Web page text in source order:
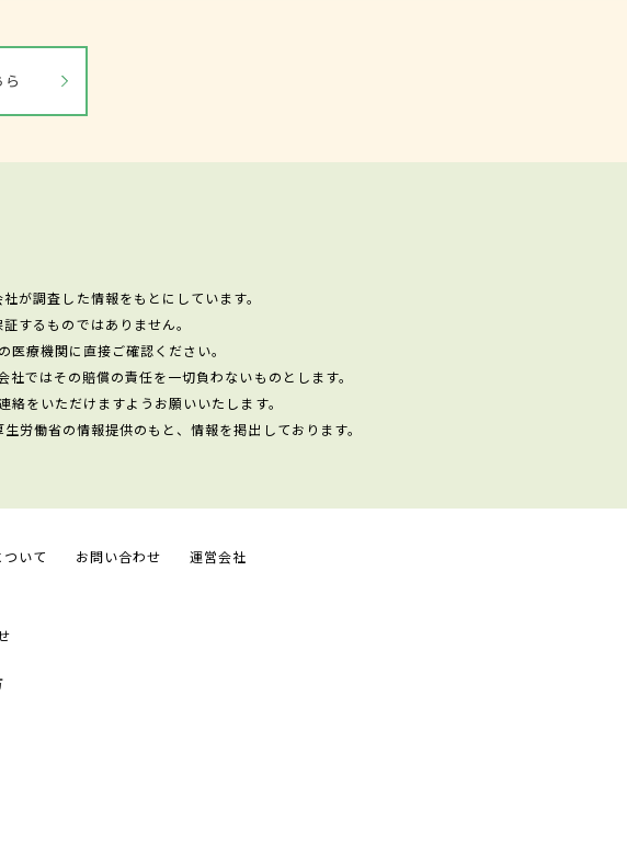
が調査した情報をもとにしています。
するものではありません。
療機関に直接ご確認ください。
ではその賠償の責任を一切負わないものとします。
をいただけますようお願いいたします。
労働省の情報提供のもと、情報を掲出しております。
いて お問い合わせ 運営会社